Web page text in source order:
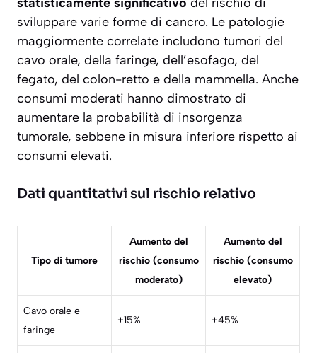
sviluppare varie forme di cancro. Le patologie
maggiormente correlate includono tumori del
cavo orale, della faringe, dell’esofago, del
fegato, del colon-retto e della mammella. Anche
consumi moderati hanno dimostrato di
aumentare la probabilità di insorgenza
tumorale, sebbene in misura inferiore rispetto ai
consumi elevati.
Dati quantitativi sul rischio relativo
Tipo di tumore
Aumento del
rischio (consumo
moderato)
Aumento del
rischio (consumo
elevato)
Cavo orale e
faringe
+15% +45%